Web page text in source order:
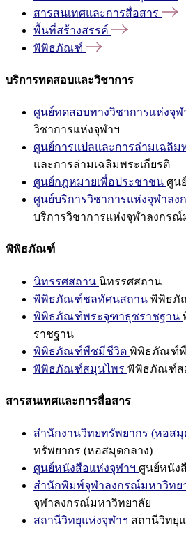
สารสนเทศและการสื่อสาร
พื้นที่สร้างสรรค์
พิพิธภัณฑ์
บริการทดสอบและวิชาการ
ศูนย์ทดสอบทางวิชาการแห่งจุฬ
วิชาการแห่งจุฬาฯ
ศูนย์การแปลและการล่ามเฉลิม
และการล่ามเฉลิมพระเกียรติ
ศูนย์กฎหมายเพื่อประชาชน ศูน
ศูนย์บริการวิชาการแห่งจุฬาล
บริการวิชาการแห่งจุฬาลงกรณ์
พิพิธภัณฑ์
นิทรรศสถาน นิทรรศสถาน
พิพิธภัณฑ์ชลทัศนสถาน พิพิธภั
พิพิธภัณฑ์พระจุฑาธุชราชฐาน
ราชฐาน
พิพิธภัณฑ์พืชมีชีวิต พิพิธภัณฑ์
พิพิธภัณฑ์สมุนไพร พิพิธภัณฑ์ส
สารสนเทศและการสื่อสาร
สำนักงานวิทยทรัพยากร (หอสมุ
ทรัพยากร (หอสมุดกลาง)
ศูนย์หนังสือแห่งจุฬาฯ ศูนย์หนัง
สำนักพิมพ์จุฬาลงกรณ์มหาวิทย
จุฬาลงกรณ์มหาวิทยาลัย
สถานีวิทยุแห่งจุฬาฯ สถานีวิทยุ